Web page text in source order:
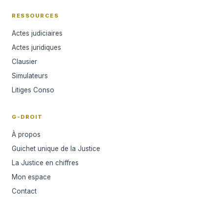
RESSOURCES
Actes judiciaires
Actes juridiques
Clausier
Simulateurs
Litiges Conso
G-DROIT
À propos
Guichet unique de la Justice
La Justice en chiffres
Mon espace
Contact